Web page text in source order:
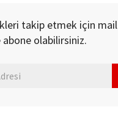
takip etmek için mail
olabilirsiniz.